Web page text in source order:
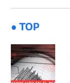
● TOP